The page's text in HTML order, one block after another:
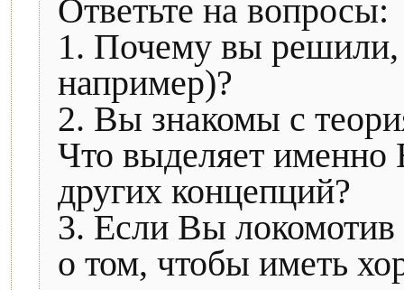
Ответьте на вопросы:
1. Почему вы решили,
например)?
2. Вы знакомы с
Что выделяет именно
других концепций?
3. Если Вы локомотив
о том, чтобы иметь